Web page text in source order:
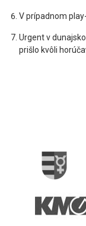
V prípadnom
Urgent v
prišlo kvôli